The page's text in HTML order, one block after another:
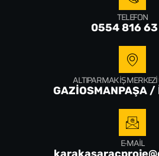
TELEFON
0554 816
ALTIPARMAK İŞ MERKEZI
GAZİOSMANPAŞA /
E-MAIL